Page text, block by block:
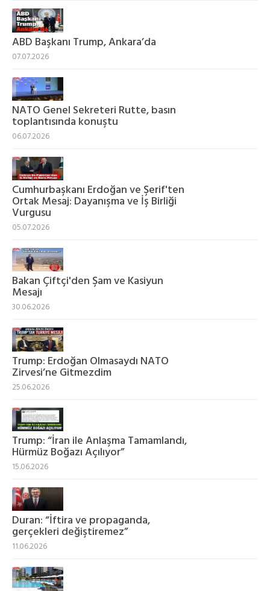
ABD Başkanı Trump, Ankara’da
07.07.2026
NATO Genel Sekreteri Rutte, basın
toplantısında konuştu
06.07.2026
Cumhurbaşkanı Erdoğan ve Şerif'ten
Ortak Mesaj: Dayanışma ve İş Birliği
Vurgusu
05.07.2026
Bakan Çiftçi'den Şam ve Kasiyun
Mesajı
30.06.2026
Trump: Erdoğan Olmasaydı NATO
Zirvesi’ne Gitmezdim
25.06.2026
Trump: “İran ile Anlaşma Tamamlandı,
Hürmüz Boğazı Açılıyor”
15.06.2026
Duran: “İftira ve propaganda,
gerçekleri değiştiremez”
11.06.2026